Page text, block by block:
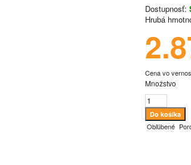
Dostupnosť:
Hrubá
Cena vo
Množstvo
Obľúbené